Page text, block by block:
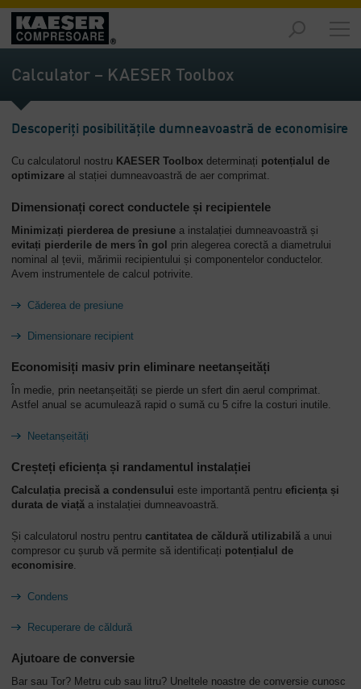
Piețe
-
Prezentare
generală
Produse
Prezentare
generală
-
Prezentare
generală
Servicii
Prezentare
Companie
-
generală
Calculator – KAESER Toolbox
Descoperiți posibilitățile dumneavoastră de economisire
Cu calculatorul nostru KAESER Toolbox determinați potențialul de
optimizare al stației dumneavoastră de aer comprimat.
Dimensionați corect conductele și recipientele
Minimizați pierderea de presiune a instalației dumneavoastră și
evitați pierderile de mers în gol prin alegerea corectă a diametrului
nominal al țevii, mărimii recipientului și componentelor conductelor.
Avem instrumentele de calcul potrivite.
Căderea de presiune
Dimensionare recipient
Economisiți masiv prin eliminare neetanșeități
În medie, prin neetanșeități se pierde un sfert din aerul comprimat.
Astfel anual se acumulează rapid o sumă cu 5 cifre la costuri inutile.
Neetanșeități
Creșteți eficiența și randamentul instalației
Calculația precisă a condensului este importantă pentru eficiența și
durata de viață a instalației dumneavoastră.
Și calculatorul nostru pentru cantitatea de căldură utilizabilă a unui
compresor cu șurub vă permite să identificați potențialul de
economisire.
Condens
Recuperare de căldură
Ajutoare de conversie
Bar sau Tor? Metru cub sau litru? Uneltele noastre de conversie cunosc